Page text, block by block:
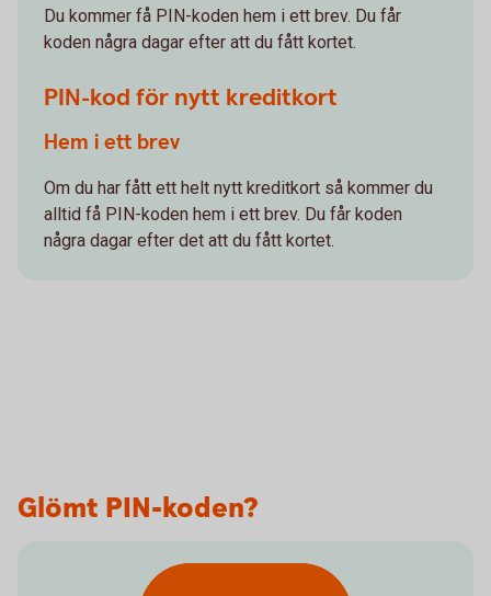
Du kommer få PIN-koden hem i ett brev. Du får
koden några dagar efter att du fått kortet.
PIN-kod för nytt kreditkort
Hem i ett brev
Om du har fått ett helt nytt kreditkort så kommer du
alltid få PIN-koden hem i ett brev. Du får koden
några dagar efter det att du fått kortet.
Glömt PIN-koden?